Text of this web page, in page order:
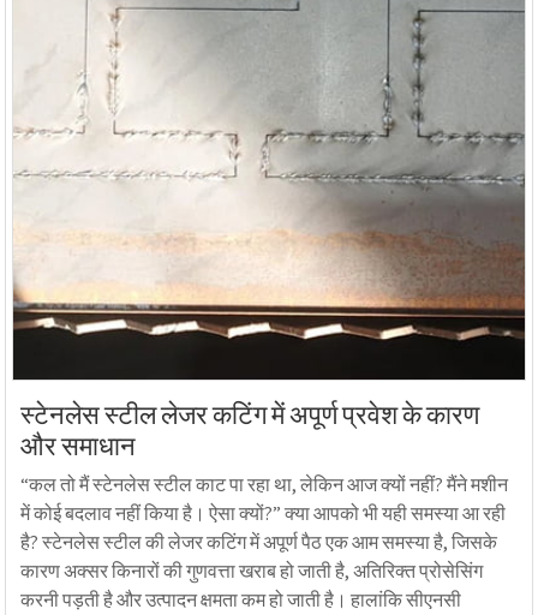
स्टेनलेस स्टील लेजर कटिंग में अपूर्ण प्रवेश के कारण
और समाधान
“कल तो मैं स्टेनलेस स्टील काट पा रहा था, लेकिन आज क्यों नहीं? मैंने मशीन
में कोई बदलाव नहीं किया है। ऐसा क्यों?” क्या आपको भी यही समस्या आ रही
है? स्टेनलेस स्टील की लेजर कटिंग में अपूर्ण पैठ एक आम समस्या है, जिसके
कारण अक्सर किनारों की गुणवत्ता खराब हो जाती है, अतिरिक्त प्रोसेसिंग
करनी पड़ती है और उत्पादन क्षमता कम हो जाती है। हालांकि सीएनसी